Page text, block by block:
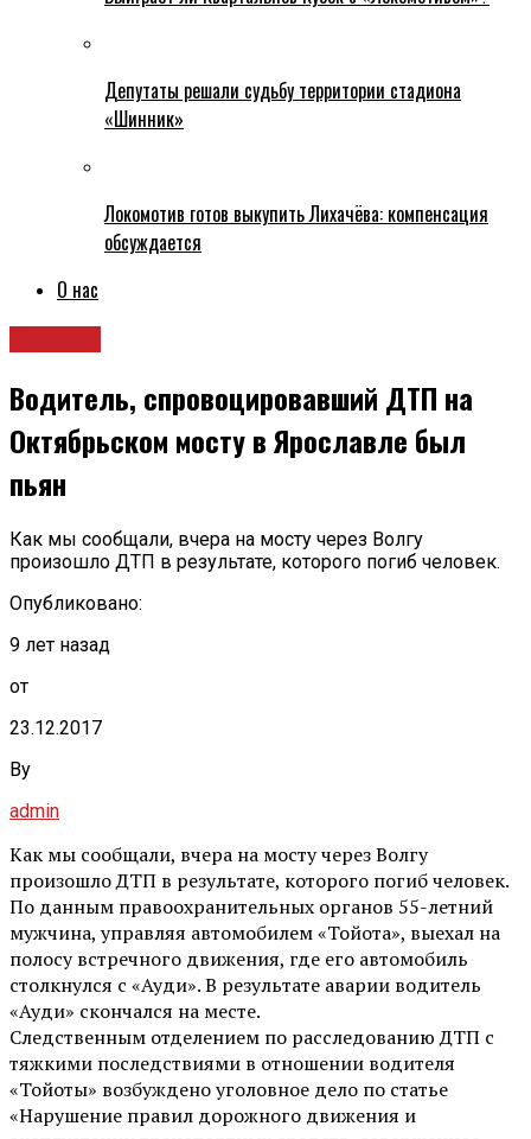
Депутаты решали судьбу территории стадиона
«Шинник»
Локомотив готов выкупить Лихачёва: компенсация
обсуждается
О нас
Водитель, спровоцировавший ДТП на
Октябрьском мосту в Ярославле был
пьян
Как мы сообщали, вчера на мосту через Волгу
произошло ДТП в результате, которого погиб человек.
Опубликовано:
9 лет назад
от
23.12.2017
By
admin
Как мы сообщали, вчера на мосту через Волгу
произошло ДТП в результате, которого погиб человек.
По данным правоохранительных органов 55-летний
мужчина, управляя автомобилем «Тойота», выехал на
полосу встречного движения, где его автомобиль
столкнулся с «Ауди». В результате аварии водитель
«Ауди» скончался на месте.
Следственным отделением по расследованию ДТП с
тяжкими последствиями в отношении водителя
«Тойоты» возбуждено уголовное дело по статье
«Нарушение правил дорожного движения и